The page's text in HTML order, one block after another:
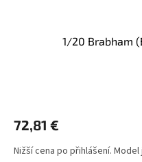
1/20 Brabham
72,81 €
Nižší cena po přihlášení.